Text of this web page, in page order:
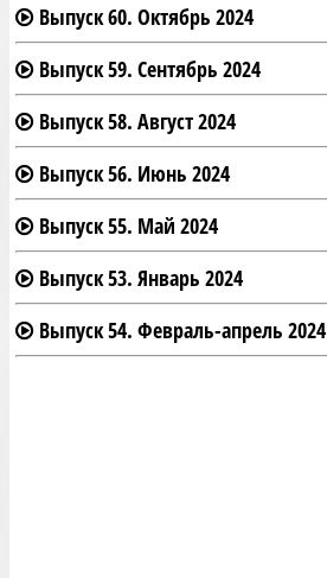
Выпуск 60. Октябрь 2024
Выпуск 59. Сентябрь 2024
Выпуск 58. Август 2024
Выпуск 56. Июнь 2024
Выпуск 55. Май 2024
Выпуск 53. Январь 2024
Выпуск 54. Февраль-апрель 2024